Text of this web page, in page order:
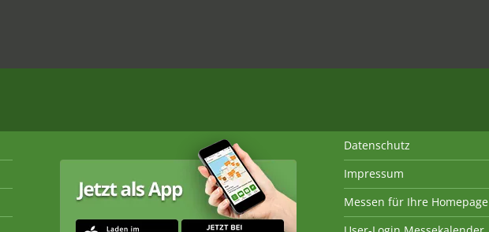
Datenschutz
Impressum
Messen für Ihre Homepage